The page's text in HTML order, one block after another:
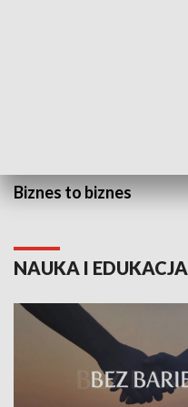
Biznes to biznes
NAUKA I EDUKACJA